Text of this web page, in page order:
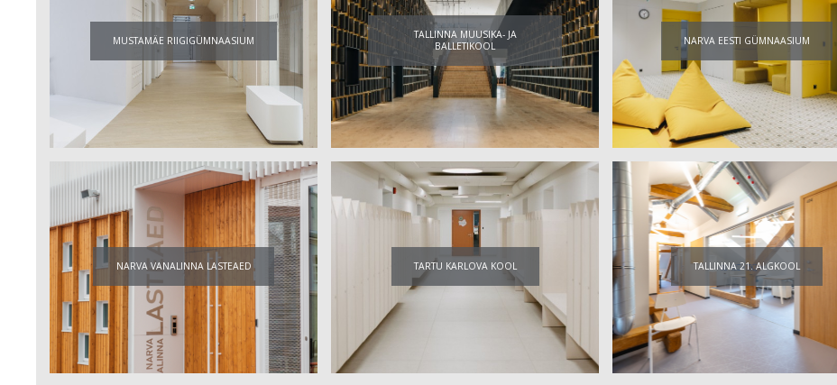
MUSTAMÄE RIIGIGÜMNAASIUM
TALLINNA MUUSIKA- JA
BALLETIKOOL
NARVA EESTI GÜMNAASIUM
NARVA VANALINNA LASTEAED TARTU KARLOVA KOOL TALLINNA 21. ALGKOOL